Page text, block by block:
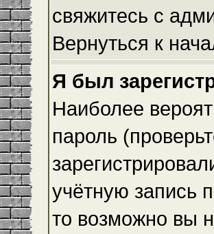
свяжитесь с
Вернуться к
Я был
Наиболее
пароль
учётную запись
то возможно вы